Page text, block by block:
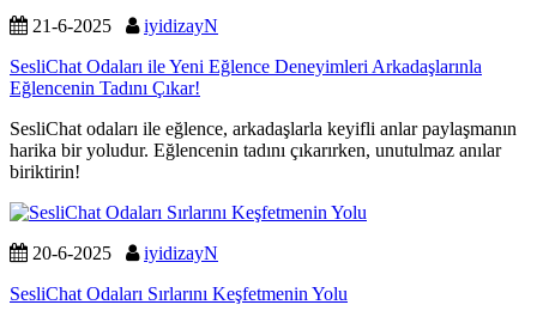
21-6-2025
iyidizayN
SesliChat Odaları ile Yeni Eğlence Deneyimleri Arkadaşlarınla
Eğlencenin Tadını Çıkar!
SesliChat odaları ile eğlence, arkadaşlarla keyifli anlar paylaşmanın
harika bir yoludur. Eğlencenin tadını çıkarırken, unutulmaz anılar
biriktirin!
20-6-2025
iyidizayN
SesliChat Odaları Sırlarını Keşfetmenin Yolu